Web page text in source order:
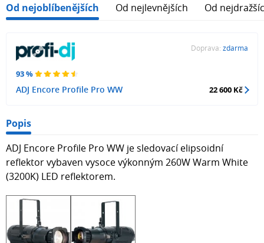
Od nejoblíbenějších Od nejlevnějších Od
93 %
ADJ Encore Profile Pro WW
Doprava: zdarma
22 600 Kč
Popis
ADJ Encore Profile Pro WW je sledovací elipsoidní
reflektor vybaven vysoce výkonným 260W Warm White
(3200K) LED reflektorem.